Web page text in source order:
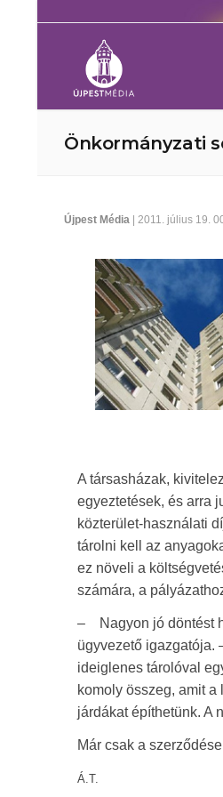
Önkormányzati
Újpest Média | 2011. július 19.
A társasházak,
egyeztetések, és arra
közterület-használati
tárolni kell az
ez növeli a
számára, a
– Nagyon jó döntést
ügyvezető igazgatója.
ideiglenes tárolóval
komoly összeg, amit
járdákat építhetünk. A
Már csak a
Á.T.